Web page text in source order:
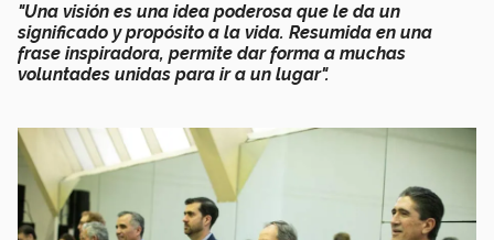
"Una visión es una idea poderosa que le da un
significado y propósito a la vida. Resumida en una
frase inspiradora, permite dar forma a muchas
voluntades unidas para ir a un lugar".